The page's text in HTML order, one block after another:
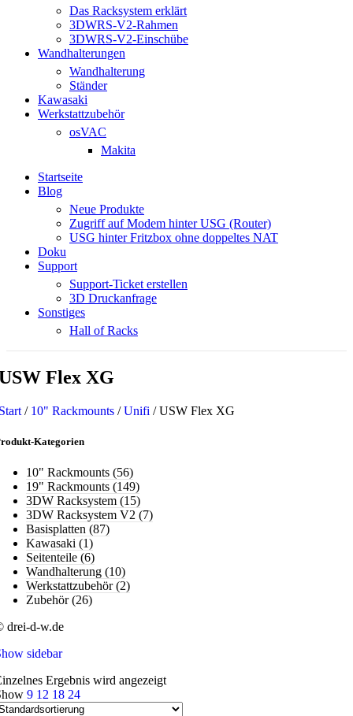
Das Racksystem erklärt
3DWRS-V2-Rahmen
3DWRS-V2-Einschübe
Wandhalterungen
Wandhalterung
Ständer
Kawasaki
Werkstattzubehör
osVAC
Makita
Startseite
Blog
Neue Produkte
Zugriff auf Modem hinter USG (Router)
USG hinter Fritzbox ohne doppeltes NAT
Doku
Support
Support-Ticket erstellen
3D Druckanfrage
Sonstiges
Hall of Racks
Flex XG
/ 10" Rackmounts / Unifi / USW Flex XG
Kategorien
10" Rackmounts (56)
19" Rackmounts (149)
3DW Racksystem (15)
3DW Racksystem V2 (7)
Basisplatten (87)
Kawasaki (1)
Seitenteile (6)
Wandhalterung (10)
Werkstattzubehör(2)
Zubehör(26)
drei-d-w.de
sidebar
Ergebnis wird angezeigt
9 12 18 24